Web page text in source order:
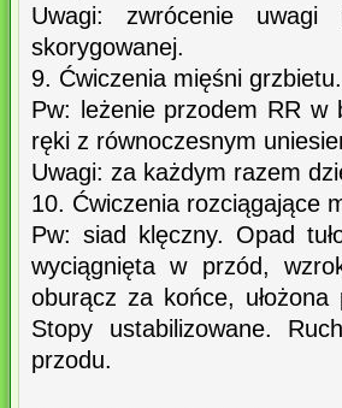
Uwagi: zwrócenie
skorygowanej.
9. Ćwiczenia mięśni grzbietu.
Pw: leżenie przodem RR w
ręki z równoczesnym
Uwagi: za każdym razem
10. Ćwiczenia rozciągające
Pw: siad klęczny. Opad
wyciągnięta w przód,
oburącz za końce,
Stopy ustabilizowane.
przodu.